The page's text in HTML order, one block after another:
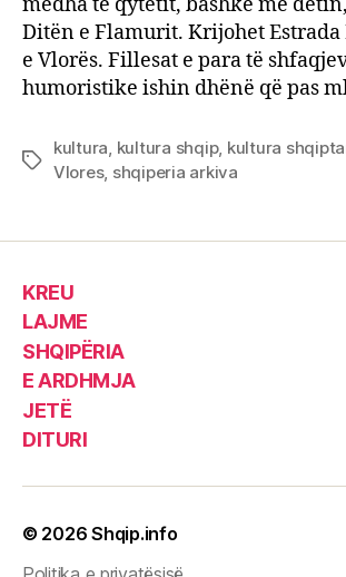
mëdha të qytetit, bashkë me
Ditën e Flamurit. Krijohet Estrada
e Vlorës. Fillesat e para të
humoristike ishin dhënë që pas
Tags
kultura, kultura shqip, kultura
Vlores, shqiperia arkiva
KREU
LAJME
SHQIPËRIA
E ARDHMJA
JETË
DITURI
© 2026Shqip.info